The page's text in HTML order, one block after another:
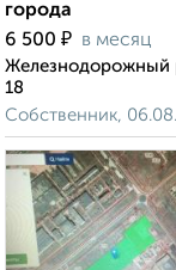
города
6 500 ₽ в месяц
Железнодорожный
18
Собственник,